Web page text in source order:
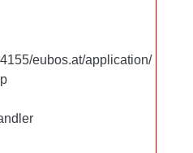
eubos.at/application/
eubos.at/application/